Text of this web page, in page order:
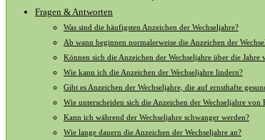
Fragen & Antworten
Was ⁢sind die häufigsten Anzeichen der Wechseljahre?
Ab ⁤wann beginnen normalerweise die Anzeichen der
Können sich die Anzeichen der‍ Wechseljahre ⁣über die Jahre
Wie kann‍ ich ⁤die Anzeichen der Wechseljahre lindern?
Gibt es Anzeichen der Wechseljahre, die auf⁤ ernsthafte
Wie⁣ unterscheiden ‌sich ⁢die ‍Anzeichen der Wechseljahre von⁤
Kann ich während der ⁣Wechseljahre schwanger werden?
Wie lange dauern die Anzeichen⁤ der⁢ Wechseljahre an?